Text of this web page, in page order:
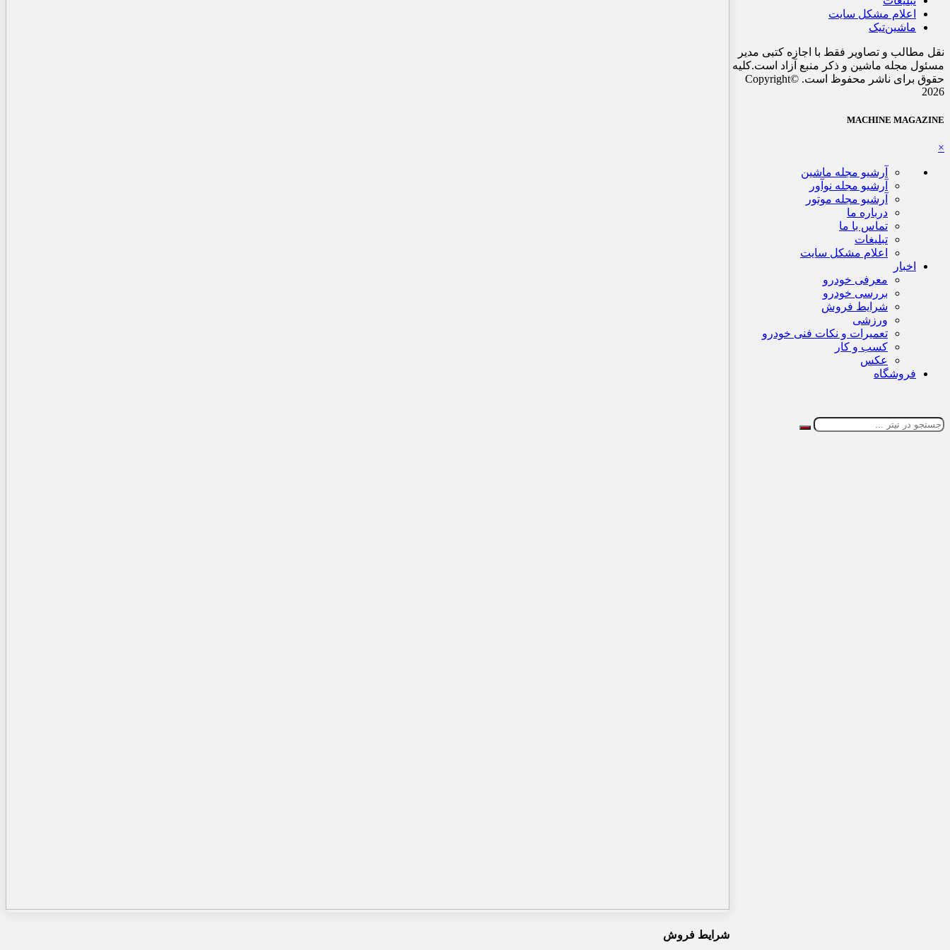
شرایط فروش
اعلام مشکل سایت
ماشین‌تیک
نقل مطالب و تصاویر فقط با اجازه کتبی مدیر
مسئول مجله ماشین و ذکر منبع آزاد است.کلیه
حقوق برای ناشر محفوظ است. ©Copyright
2026
MACHINE MAGAZINE
×
آرشیو مجله ماشین
آرشیو مجله نوآور
آرشیو مجله موتور
درباره ما
تماس با ما
تبلیغات
اعلام مشکل سایت
اخبار
معرفی خودرو
بررسی خودرو
شرایط فروش
ورزشی
تعمیرات و نکات فنی خودرو
کسب و کار
عکس
فروشگاه